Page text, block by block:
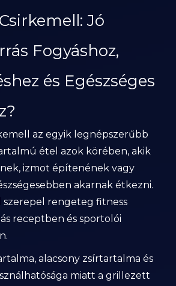
Jó
Fogyáshoz,
és Egészséges
az egyik legnépszerűbb
étel azok körében, akik
izmot építenének vagy
akarnak étkezni.
rengeteg fitness
receptben és sportolói
alacsony zsírtartalma és
miatt a grillezett